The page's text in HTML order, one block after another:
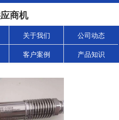
商机
关于我们 公司动态
客户案例 产品知识